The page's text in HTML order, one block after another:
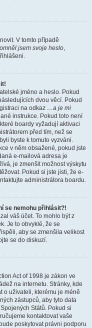
V tomto případě
jsem svoje heslo,
jméno a heslo. Pokud
dvou věcí. Pokud
na odkaz …a je mi
instrukce. Pokud toto není
boardy vyžadují aktivaci
před tím, než se
byste k tomuto vyzváni.
v něm obsažené, pokud jste
e-mailová adresa je
je zmenšit možnost výskytu
Pokud si jste jisti, že e-
administrátora boardu.
se nemohu přihlásit?!
váš účet. To mohlo být z
Je to obvyklé, že se
aby se zmenšila velikost
se do diskuzí.
Act of 1998 je zákon ve
na internetu. Stránky, kde
o uživateli, kterému je méně
zástupců, aby tyto data
Států. Pokud si
kontaktovat vaše
poskytovat právni podporu